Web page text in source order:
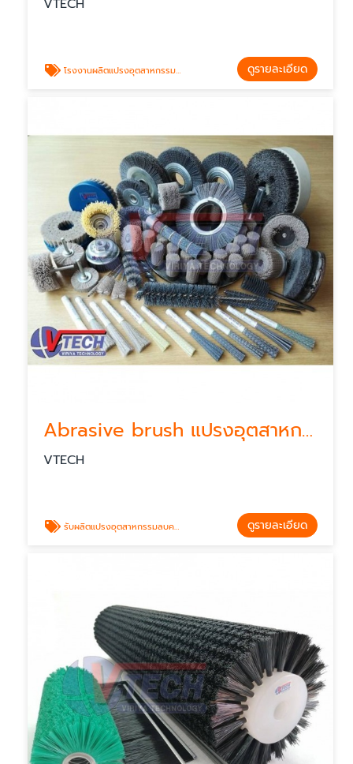
VTECH
โรงงานผลิตแปรงอุตสาหกรรมชลบุรี ดูรายละเอียด
Abrasive brush แปรงอุตสาหกรรม
VTECH
รับผลิตแปรงอุตสาหกรรมลบครีบชิ้นงาน ดูรายละเอียด